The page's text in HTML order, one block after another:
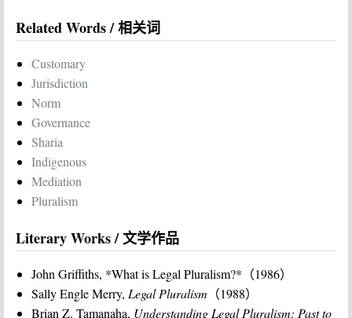
Related Words / 相关词
Customary
Jurisdiction
Norm
Governance
Sharia
Indigenous
Mediation
Pluralism
Literary Works / 文学作品
John Griffiths, *What is Legal Pluralism?*（1986）
Sally Engle Merry, Legal Pluralism （1988）
Brian Z. Tamanaha, Understanding Legal Pluralism: Past to